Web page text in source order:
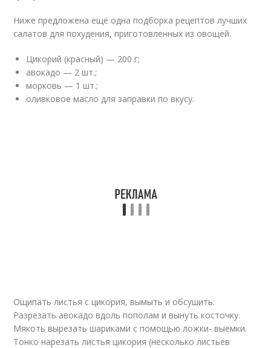
Ниже предложена ещё одна подборка рецептов лучших
салатов для похудения, приготовленных из овощей.
Цикорий (красный) — 200 г;
авокадо — 2 шт.;
морковь — 1 шт.;
оливковое масло для заправки по вкусу.
Ощипать листья с цикория, вымыть и обсушить.
Разрезать авокадо вдоль пополам и вынуть косточку.
Мякоть вырезать шариками с помощью ложки- выемки.
Тонко нарезать листья цикория (несколько листьев